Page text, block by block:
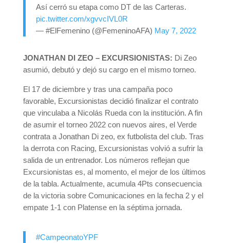
Así cerró su etapa como DT de las Carteras.
pic.twitter.com/xgvvcIVL0R
— #ElFemenino (@FemeninoAFA) May 7, 2022
JONATHAN DI ZEO – EXCURSIONISTAS: Di Zeo
asumió, debutó y dejó su cargo en el mismo torneo.
El 17 de diciembre y tras una campaña poco
favorable, Excursionistas decidió finalizar el contrato
que vinculaba a Nicolás Rueda con la institución. A fin
de asumir el torneo 2022 con nuevos aires, el Verde
contrata a Jonathan Di zeo, ex futbolista del club. Tras
la derrota con Racing, Excursionistas volvió a sufrir la
salida de un entrenador. Los números reflejan que
Excursionistas es, al momento, el mejor de los últimos
de la tabla. Actualmente, acumula 4Pts consecuencia
de la victoria sobre Comunicaciones en la fecha 2 y el
empate 1-1 con Platense en la séptima jornada.
#CampeonatoYPF